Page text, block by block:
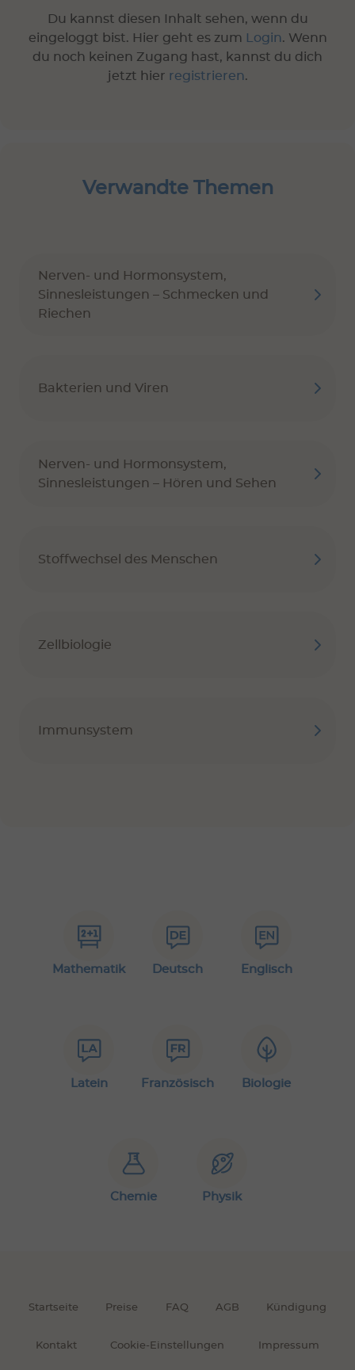
Du kannst diesen Inhalt sehen, wenn du
eingeloggt bist. Hier geht es zum Login. Wenn
du noch keinen Zugang hast, kannst du dich
jetzt hier registrieren.
Verwandte Themen
Nerven- und Hormonsystem,
Sinnesleistungen – Schmecken und
Riechen
Bakterien und Viren
Nerven- und Hormonsystem,
Sinnesleistungen – Hören und Sehen
Stoffwechsel des Menschen
Zellbiologie
Immunsystem
Mathematik Deutsch Englisch
Latein Französisch Biologie
Chemie Physik
Startseite Preise FAQ AGB Kündigung
Kontakt Cookie-Einstellungen Impressum